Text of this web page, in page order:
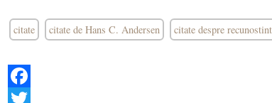
citate citate de Hans C. Andersen citate despre
Facebook